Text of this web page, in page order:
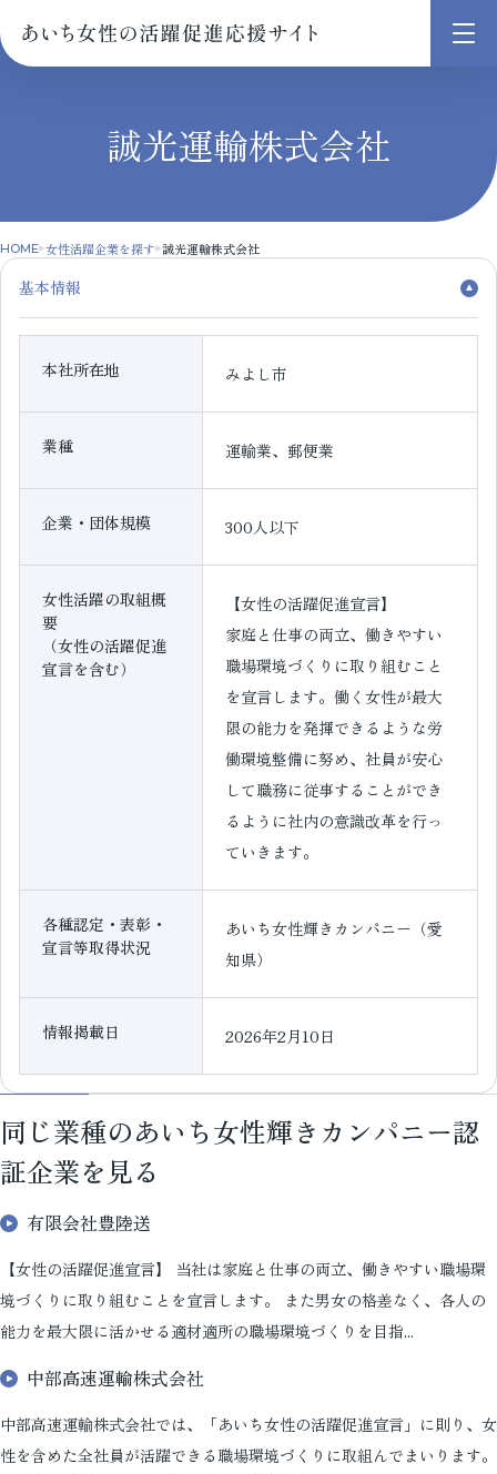
メ
誠光運輸株式会社
HOME 女性活躍企業を探す 誠光運輸株式会社
基本情報
本社所在地 みよし市
業種 運輸業、郵便業
企業・団体規模 300人以下
女性活躍の取組概
要
（女性の活躍促進
宣言を含む）
【女性の活躍促進宣言】
家庭と仕事の両立、働きやすい
職場環境づくりに取り組むこと
を宣言します。働く女性が最大
限の能力を発揮できるような労
働環境整備に努め、社員が安心
して職務に従事することができ
るように社内の意識改革を行っ
ていきます。
各種認定・表彰・
宣言等取得状況
あいち女性輝きカンパニー（愛
知県）
情報掲載日 2026年2月10日
同じ業種のあいち女性輝きカンパニー認
証企業を見る
有限会社豊陸送
【女性の活躍促進宣言】 当社は家庭と仕事の両立、働きやすい職場環
境づくりに取り組むことを宣言します。 また男女の格差なく、各人の
能力を最大限に活かせる適材適所の職場環境づくりを目指...
中部高速運輸株式会社
中部高速運輸株式会社では、「あいち女性の活躍促進宣言」に則り、女
性を含めた全社員が活躍できる職場環境づくりに取組んでまいります。